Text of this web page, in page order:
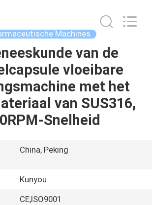
Machines
van de
vloeibare
met het
van SUS316,
Snelheid
China, Peking
Kunyou
CE,ISO9001